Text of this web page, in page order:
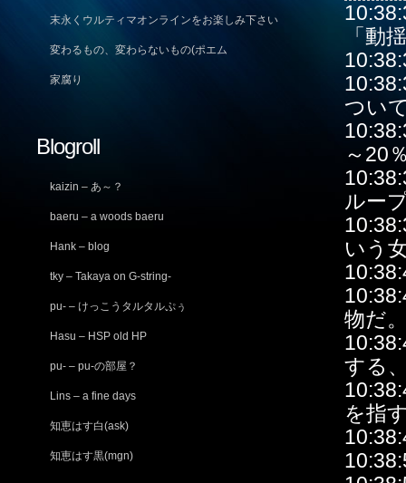
「動
つい
～20
ルー
いう
物だ
する
を指
末永くウルティマオンラインをお楽しみ下さい
変わるもの、変わらないもの(ポエム
家腐り
Blogroll
kaizin – あ～？
baeru – a woods baeru
Hank – blog
tky – Takaya on G-string-
pu- – けっこうタルタルぷぅ
Hasu – HSP old HP
pu- – pu-の部屋？
Lins – a fine days
知恵はす白(ask)
知恵はす黒(mgn)